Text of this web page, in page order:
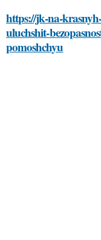
https://jk-na-
uluchshit-
pomoshchyu